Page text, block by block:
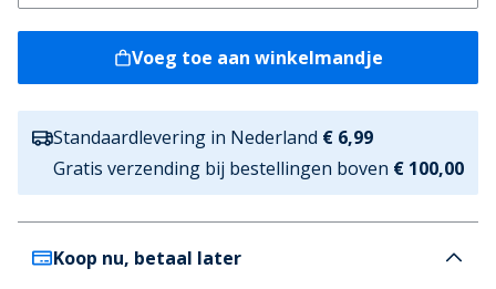
Voeg toe aan winkelmandje
Standaardlevering in Nederland € 6,99
Gratis verzending bij bestellingen boven € 100,00
Koop nu, betaal later